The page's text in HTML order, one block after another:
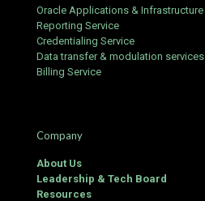
Oracle Applications & Infrastructure
Reporting Service
Credentialing Service
Data transfer & modulation services
Billing Service
Company
About Us
Leadership & Tech Board
Resources